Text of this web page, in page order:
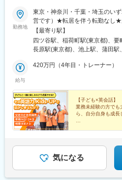
勤務地
東京・神奈川・千葉・埼玉のい
営です）★転居を伴う転勤なし★
東京都大田区・馬込・大森・長
谷■東京都目黒区 ・中目黒■東京
門前仲町・東陽町■東京都品川区
区・晴海■東京都北区・赤羽■東
武蔵小杉・溝の口・新川崎■神
町・二俣川■千葉県市川市・ソコ
■埼玉県川口市・川口【本部】東
市川ビル 1F※受動喫煙対策あり：
【最寄り駅】
四ツ谷駅、稲荷町駅(東京都)、要
長原駅(東京都)、池上駅、蒲田駅
山台駅、千歳船橋駅、四谷三丁
品川駅、戸越銀座駅、等々力駅
市ケ谷駅、入谷駅(東京都)、北千
品川シーサイド駅、戸越公園駅
給与
420万円（4年目・トレーナー）
【子ども×英会話】
業務未経験の方でも
ら、自分自身も成長
◎有給取得率86％
◎ほぼ定時退社
気になる